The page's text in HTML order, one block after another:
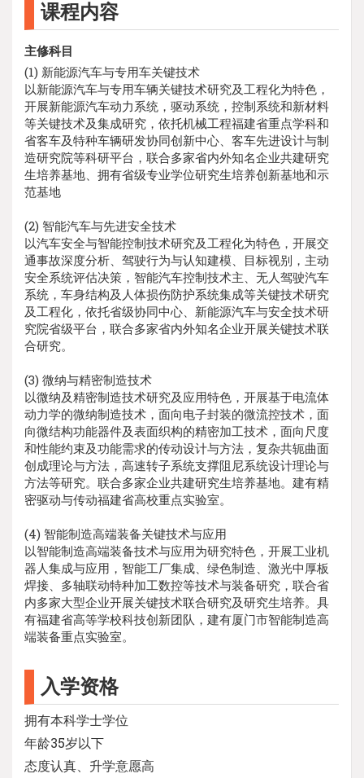
课程内容
主修科目
(1) 新能源汽车与专用车关键技术
以新能源汽车与专用车辆关键技术研究及工程化为特色，
开展新能源汽车动力系统，驱动系统，控制系统和新材料
等关键技术及集成研究，依托机械工程福建省重点学科和
省客车及特种车辆研发协同创新中心、客车先进设计与制
造研究院等科研平台，联合多家省内外知名企业共建研究
生培养基地、拥有省级专业学位研究生培养创新基地和示
范基地
(2) 智能汽车与先进安全技术
以汽车安全与智能控制技术研究及工程化为特色，开展交
通事故深度分析、驾驶行为与认知建模、目标视别，主动
安全系统评估决策，智能汽车控制技术主、无人驾驶汽车
系统，车身结构及人体损伤防护系统集成等关键技术研究
及工程化，依托省级协同中心、新能源汽车与安全技术研
究院省级平台，联合多家省内外知名企业开展关键技术联
合研究。
(3) 微纳与精密制造技术
以微纳及精密制造技术研究及应用特色，开展基于电流体
动力学的微纳制造技术，面向电子封装的微流控技术，面
向微结构功能器件及表面织构的精密加工技术，面向尺度
和性能约束及功能需求的传动设计与方法，复杂共轭曲面
创成理论与方法，高速转子系统支撑阻尼系统设计理论与
方法等研究。联合多家企业共建研究生培养基地。建有精
密驱动与传动福建省高校重点实验室。
(4) 智能制造高端装备关键技术与应用
以智能制造高端装备技术与应用为研究特色，开展工业机
器人集成与应用，智能工厂集成、绿色制造、激光中厚板
焊接、多轴联动特种加工数控等技术与装备研究，联合省
内多家大型企业开展关键技术联合研究及研究生培养。具
有福建省高等学校科技创新团队，建有厦门市智能制造高
端装备重点实验室。
入学资格
拥有本科学士学位
年龄35岁以下
态度认真、升学意愿高